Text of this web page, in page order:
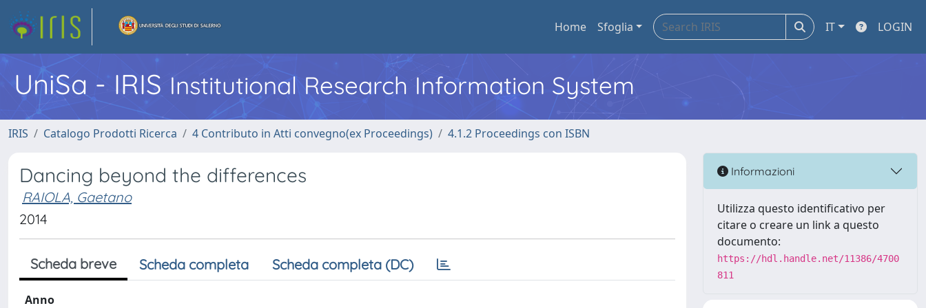
Home Sfoglia IT LOGIN
UniSa - IRIS Institutional Research Information System
IRIS Catalogo Prodotti Ricerca 4 Contributo in Atti convegno(ex Proceedings) 4.1.2 Proceedings con ISBN
Dancing beyond the differences
RAIOLA, Gaetano
2014
Scheda breve Scheda completa Scheda completa (DC)
Anno
Informazioni
Utilizza questo identificativo per
citare o creare un link a questo
documento:
https://hdl.handle.net/11386/4700
811